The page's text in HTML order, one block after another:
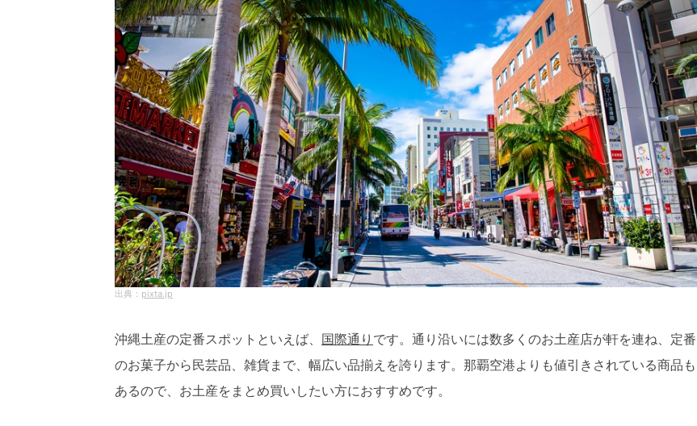
pixta.jp
沖縄土産の定番スポットといえば、 国際通り です。通り沿いには数多くのお土産店が軒を連ね、定番
のお菓子から民芸品、雑貨まで、幅広い品揃えを誇ります。那覇空港よりも値引きされている商品も
あるので、お土産をまとめ買いしたい方におすすめです。